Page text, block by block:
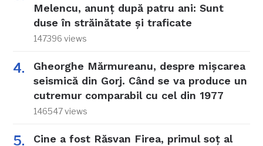
Melencu, anunț după patru ani: Sunt
duse în străinătate și traficate
147396 views
Gheorghe Mărmureanu, despre mișcarea
seismică din Gorj. Când se va produce un
cutremur comparabil cu cel din 1977
146547 views
Cine a fost Răsvan Firea, primul soț al